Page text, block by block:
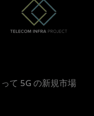
て 5G の新規市場